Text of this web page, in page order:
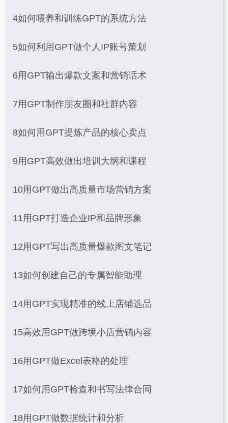
4如何喂养和训练GPT的系统方法
5如何利用GPT做个人IP账号策划
6用GPT输出爆款文案和营销话术
7用GPT制作朋友圈和社群内容
8如何用GPT提炼产品的核心卖点
9用GPT高效做出培训大纲和课程
10用GPT做出高质量市场营销方案
11用GPT打造企业IP和品牌形象
12用GPT写出高质量爆款图文笔记
13如何创建自己的专属智能助理
14用GPT实现精准的线上店铺选品
15高效用GPT做跨境小店营销内容
16用GPT做Excel表格的处理
17如何用GPT检查和书写法律合同
18用GPT做数据统计和分析